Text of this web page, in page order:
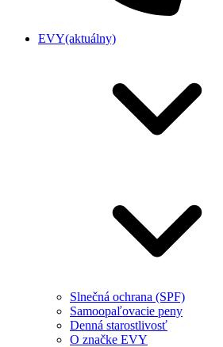
EVY(aktuálny)
Slnečná ochrana (SPF)
Samoopaľovacie peny
Denná starostlivosť
O značke EVY